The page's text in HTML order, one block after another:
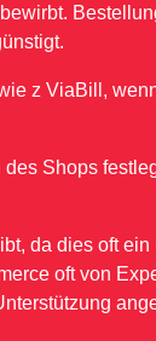
z ViaBill,
Shops
da dies oft
oft von